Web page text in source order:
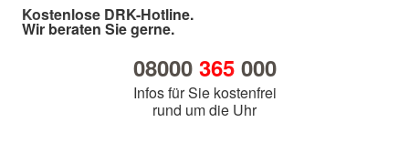
Kostenlose DRK-Hotline.
Wir beraten Sie gerne.
08000 365000
Infos für Sie kostenfrei
rund um die Uhr